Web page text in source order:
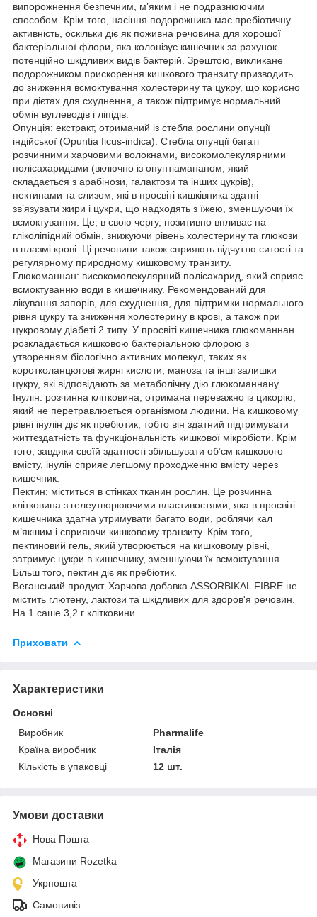
випорожнення безпечним, м’яким і не подразнюючим
способом. Крім того, насіння подорожника має пребіотичну
активність, оскільки діє як поживна речовина для хорошої
бактеріальної флори, яка колонізує кишечник за рахунок
потенційно шкідливих видів бактерій. Зрештою, викликане
подорожником прискорення кишкового транзиту призводить
до зниження всмоктування холестерину та цукру, що корисно
при дієтах для схуднення, а також підтримує нормальний
обмін вуглеводів і ліпідів.
Опунція: екстракт, отриманий із стебла рослини опунції
індійської (Opuntia ficus-indica). Стебла опунції багаті
розчинними харчовими волокнами, високомолекулярними
полісахаридами (включно із опунтіамананом, який
складається з арабінози, галактози та інших цукрів),
пектинами та слизом, які в просвіті кишківника здатні
зв’язувати жири і цукри, що надходять з їжею, зменшуючи їх
всмоктування. Це, в свою чергу, позитивно впливає на
гліколіпідний обмін, знижуючи рівень холестерину та глюкози
в плазмі крові. Ці речовини також сприяють відчуттю ситості та
регулярному природному кишковому транзиту.
Глюкоманнан: високомолекулярний полісахарид, який сприяє
всмоктуванню води в кишечнику. Рекомендований для
лікування запорів, для схуднення, для підтримки нормального
рівня цукру та зниження холестерину в крові, а також при
цукровому діабеті 2 типу. У просвіті кишечника глюкоманнан
розкладається кишковою бактеріальною флорою з
утворенням біологічно активних молекул, таких як
коротколанцюгові жирні кислоти, маноза та інші залишки
цукру, які відповідають за метаболічну дію глюкоманнану.
Інулін: розчинна клітковина, отримана переважно із цикорію,
який не перетравлюється організмом людини. На кишковому
рівні інулін діє як пребіотик, тобто він здатний підтримувати
життєздатність та функціональність кишкової мікробіоти. Крім
того, завдяки своїй здатності збільшувати об’єм кишкового
вмісту, інулін сприяє легшому проходженню вмісту через
кишечник.
Пектин: міститься в стінках тканин рослин. Це розчинна
клітковина з гелеутворюючими властивостями, яка в просвіті
кишечника здатна утримувати багато води, роблячи кал
м’якшим і сприяючи кишковому транзиту. Крім того,
пектиновий гель, який утворюється на кишковому рівні,
затримує цукри в кишечнику, зменшуючи їх всмоктування.
Більш того, пектин діє як пребіотик.
Веганський продукт. Харчова добавка ASSORBIKAL FIBRE не
містить глютену, лактози та шкідливих для здоров'я речовин.
На 1 саше 3,2 г клітковини.
Приховати
Характеристики
Основні
Виробник
Pharmalife
Країна виробник
Італія
Кількість в упаковці
12 шт.
Умови доставки
Нова Пошта
Магазини Rozetka
Укрпошта
Самовивіз